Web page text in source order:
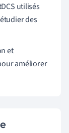
utilisés
des
et
améliorer